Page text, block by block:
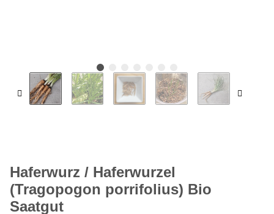
Haferwurz / Haferwurzel
(Tragopogon porrifolius) Bio
Saatgut